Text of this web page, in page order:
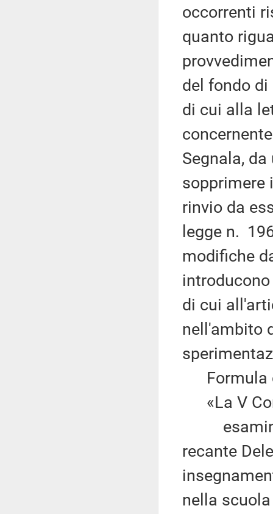
occorrenti
quanto
del fondo
di cui alla
Segnala,
sopprimere
rinvio da
legge n.
modifiche
di cui
nell'ambito
Formula
«La V
recante
nella